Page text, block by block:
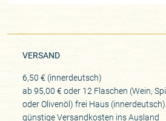
VERSAND
6,50 € (innerdeutsch)
ab 95,00 € oder 12 Flaschen (Wein,
oder Olivenöl) frei Haus (innerdeutsch)
günstige Versandkosten ins Ausland